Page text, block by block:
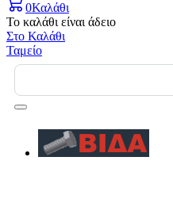
0Καλάθι
Το καλάθι είναι άδειο
Στο Καλάθι
Ταμείο